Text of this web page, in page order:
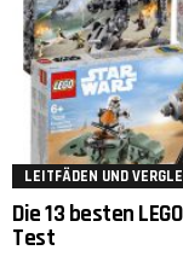
LEITFÄDEN UND
Die 13 besten
Test